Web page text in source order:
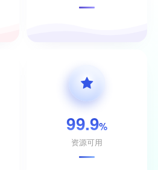
99.9%
资源可用